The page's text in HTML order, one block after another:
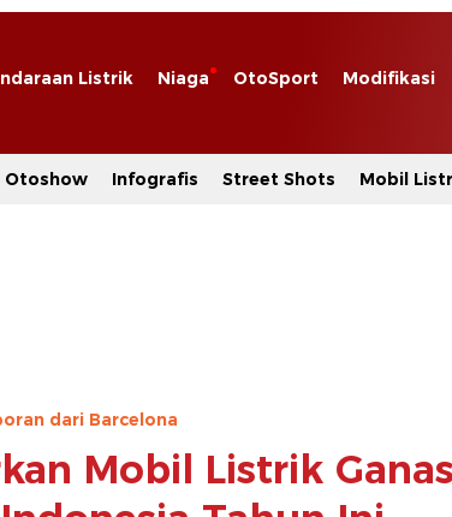
Listrik Niaga OtoSport Modifikasi
Otoshow Infografis Street Shots Mobil
dari Barcelona
Mobil Listrik Ganas